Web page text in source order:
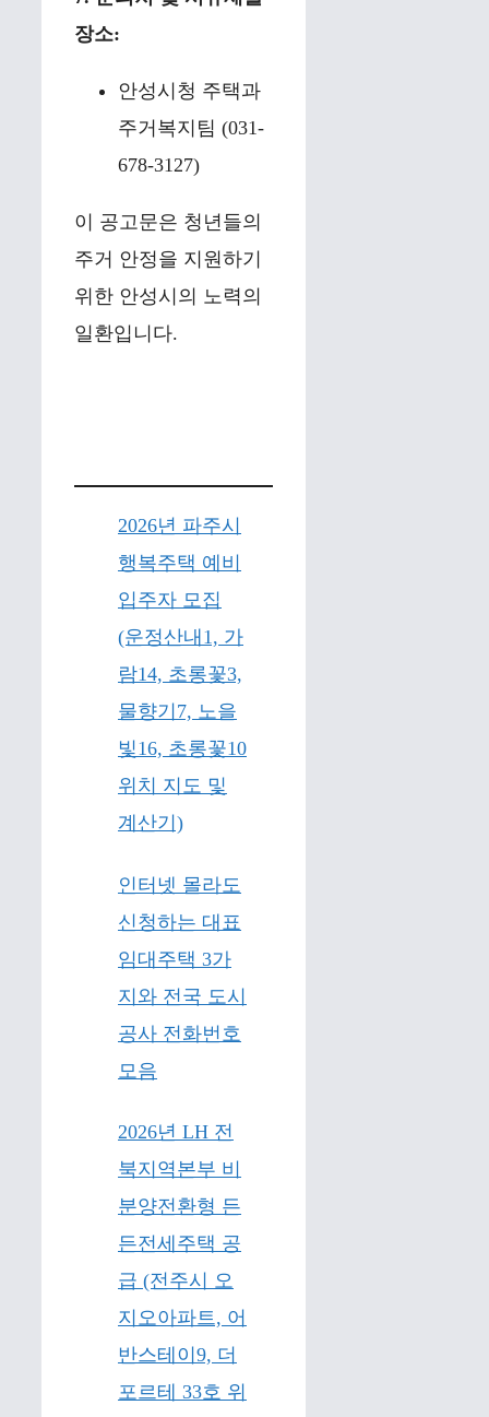
장소:
안성시청 주택과
주거복지팀 (031-
678-3127)
이 공고문은 청년들의
주거 안정을 지원하기
위한 안성시의 노력의
일환입니다.
2026년 파주시
행복주택 예비
입주자 모집
(운정산내1, 가
람14, 초롱꽃3,
물향기7, 노을
빛16, 초롱꽃10
위치 지도 및
계산기)
인터넷 몰라도
신청하는 대표
임대주택 3가
지와 전국 도시
공사 전화번호
모음
2026년 LH 전
북지역본부 비
분양전환형 든
든전세주택 공
급 (전주시 오
지오아파트, 어
반스테이9, 더
포르테 33호 위